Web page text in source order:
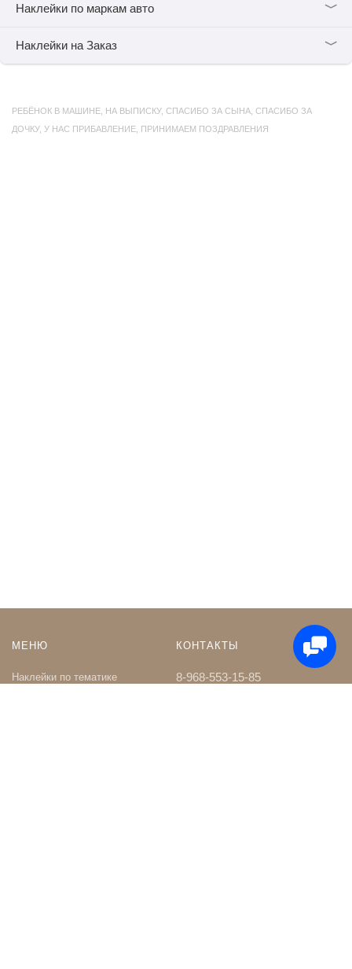
Наклейки по маркам авто ﹀
Наклейки на Заказ ﹀
РЕБЁНОК В МАШИНЕ НА ВЫПИСКУ, СПАСИБО ЗА СЫНА СПАСИБО ЗА
ДОЧКУ, У НАС ПРИБАВЛЕНИЕ ПРИНИМАЕМ ПОЗДРАВЛЕНИЯ
МЕНЮ
Наклейки по тематике
КОНТАКТЫ
8-968-553-15-85